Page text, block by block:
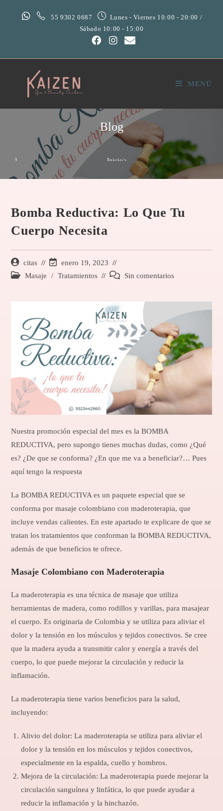
55 9302 0687
Lunes - Viernes 10:00 - 20:00 /
Sábado 10:00 - 15:00
MENÚ
Blog
Inicio>
Tratamientos>
Bomba Reductiva: Lo Que Tu
Cuerpo Necesita
citas
enero 19, 2023
Masaje
/ Tratamientos Sin comentarios
Nuestra promoción especial del mes es la BOMBA
REDUCTIVA, pero supongo tienes muchas dudas, como ¿Qué
es? ¿De que se conforma? ¿En que me va a beneficiar?… Pues
aquí tengo la respuesta
La BOMBA REDUCTIVA es un paquete especial que se
conforma por masaje colombiano con maderoterapia, que
incluye vendas calientes. En este apartado te explicare de que se
tratan los tratamientos que conforman la BOMBA REDUCTIVA,
además de que beneficios te ofrece.
Masaje Colombiano con Maderoterapia
La maderoterapia es una técnica de masaje que utiliza
herramientas de madera, como rodillos y varillas, para masajear
el cuerpo. Es originaria de Colombia y se utiliza para aliviar el
dolor y la tensión en los músculos y tejidos conectivos. Se cree
que la madera ayuda a transmitir calor y energía a través del
cuerpo, lo que puede mejorar la circulación y reducir la
inflamación.
La maderoterapia tiene varios beneficios para la salud,
incluyendo:
Alivio del dolor: La maderoterapia se utiliza para aliviar el
dolor y la tensión en los músculos y tejidos conectivos,
especialmente en la espalda, cuello y hombros.
Mejora de la circulación: La maderoterapia puede mejorar la
circulación sanguínea y linfática, lo que puede ayudar a
reducir la inflamación y la hinchazón.